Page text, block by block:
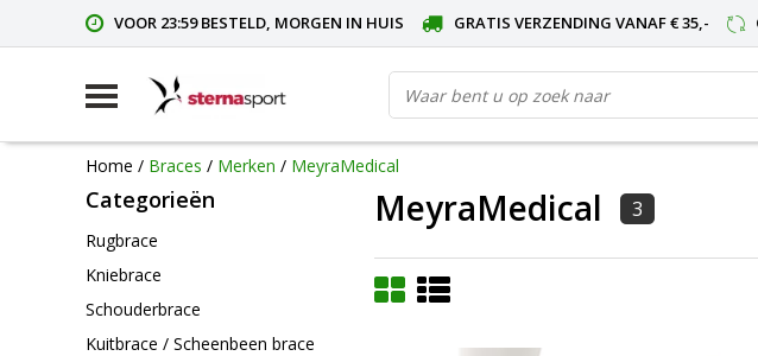
VOOR 23:59 BESTELD, MORGEN IN HUIS GRATIS VERZENDING VANAF € 35,-
Home / Braces / Merken / MeyraMedical
Categorieën
Rugbrace
Kniebrace
Schouderbrace
Kuitbrace / Scheenbeen brace
MeyraMedical 3